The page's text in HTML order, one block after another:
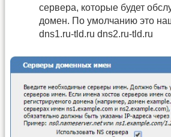
сервера, которые будет
домен. По умолчанию это
dns1.ru-tld.ru dns2.ru-tld.ru